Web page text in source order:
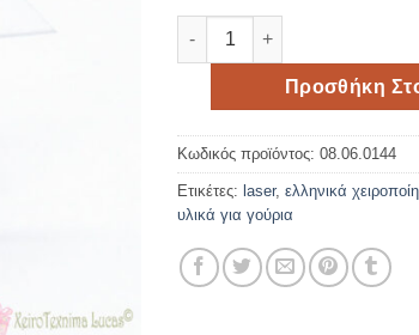
Plexiglass σπίτι 7cm με τζάκι
Προσθήκη
Κωδικός προϊόντος: 08.06.0144
Ετικέτες: laser, ελληνικά
υλικά για γούρια